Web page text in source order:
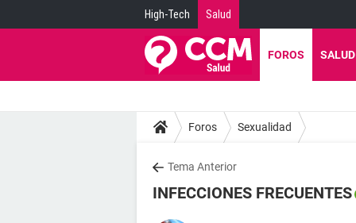
High-Tech Salud
FOROS SALUD
Foros Sexualidad
Tema Anterior
INFECCIONES FRECUENTES